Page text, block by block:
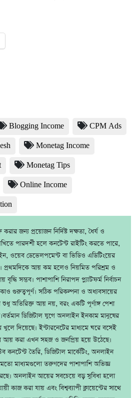
Blogging Income CPM Ads
Monetag Income
Monetag Tips
Online Income
জন্য প্রয়োজন নির্দিষ্ট দক্ষতা, ধৈর্য ও
পারদর্শী হলে কনটেন্ট রাইটিং করতে পারে,
ওয়েব ডেভেলপমেন্ট বা ভিডিও এডিটিংয়ের
প্রথমদিকে আয় কম হলেও নিয়মিত পরিশ্রম ও
সম্ভব। পাশাপাশি নিরাপদ প্ল্যাটফর্ম নির্বাচন
গুরুত্বপূর্ণ। সঠিক পরিকল্পনা ও অধ্যবসায়ের
অতিরিক্ত আয় নয়, বরং একটি পূর্ণাঙ্গ পেশা
ডিজিটাল যুগে অনলাইন ইনকাম মানুষের
খুলে দিয়েছে। ইন্টারনেটের মাধ্যমে ঘরে বসেই
আয় করা এখন সহজ ও জনপ্রিয় হয়ে উঠেছে।
কনটেন্ট তৈরি, ডিজিটাল মার্কেটিং, অনলাইন
মাধ্যমগুলো তরুণদের পাশাপাশি অভিজ্ঞ
অনলাইন আয়ের সবচেয়ে বড় সুবিধা হলো
কাজ করা যায় এবং বিশ্বব্যাপী ক্লায়েন্টের সাথে